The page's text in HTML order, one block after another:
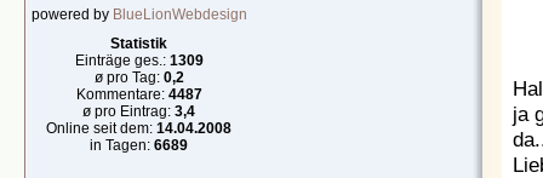
powered by BlueLionWebdesign
Statistik
Einträge ges.: 1309
ø pro Tag: 0,2
Kommentare: 4487
ø pro Eintrag:3,4
Online seit dem:14.04.2008
in Tagen:6689
ja